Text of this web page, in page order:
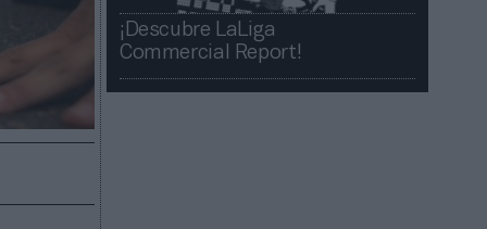
¡Descubre LaLiga
Commercial Report!​​